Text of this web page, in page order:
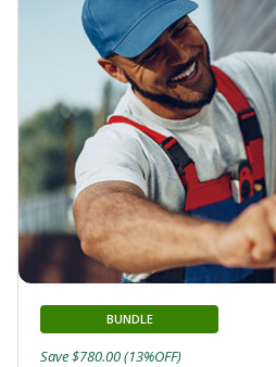
BUNDLE
Save $780.00 (13%OFF)